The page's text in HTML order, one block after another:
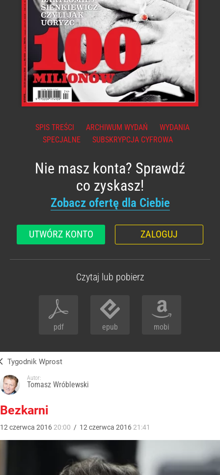
SPIS TREŚCI ARCHIWUM WYDAŃ
WYDANIA
SPECJALNE
SUBSKRYPCJA CYFROWA
Nie masz konta? Sprawdź
co zyskasz!
Zobacz ofertę dla Ciebie
UTWÓRZ KONTO ZALOGUJ
Czytaj lub pobierz
pdf epub mobi
Tygodnik Wprost
Autor:
Tomasz Wróblewski
Bezkarni
12 czerwca 2016 20:00 / 12 czerwca 2016 21:41